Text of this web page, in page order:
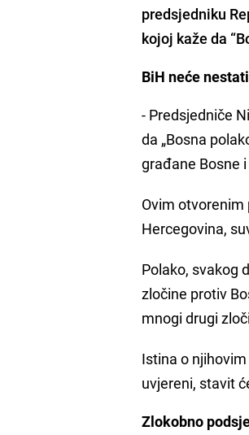
predsjedniku
kojoj kaže da
BiH neće nestati
- Predsjedniče
da „Bosna
građane Bosne
Ovim
Hercegovina,
Polako, svakog
zločine protiv
mnogi drugi
Istina o
uvjereni, stavit
Zlokobno